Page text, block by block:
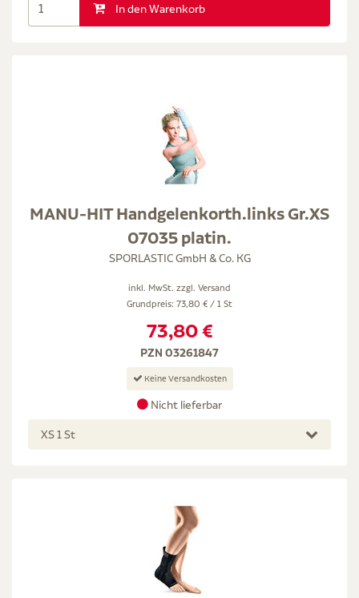
In den Warenkorb
MANU-HIT Handgelenkorth.links Gr.XS
07035 platin.
SPORLASTIC GmbH & Co. KG
inkl. MwSt. zzgl. Versand
Grundpreis: 73,80 € / 1 St
73,80 €
PZN 03261847
Keine Versandkosten
Nicht lieferbar
XS 1 St